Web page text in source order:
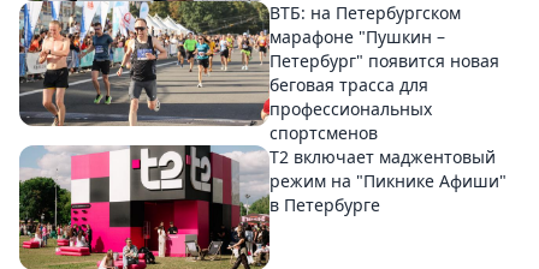
ВТБ: на Петербургском
марафоне "Пушкин –
Петербург" появится новая
беговая трасса для
профессиональных
спортсменов
Т2 включает маджентовый
режим на "Пикнике Афиши"
в Петербурге